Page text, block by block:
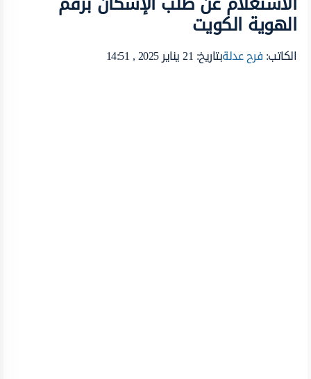
الهوية الكويت
الكاتب:فرح عدلةبتاريخ: 21 يناير 2025 , 14:51